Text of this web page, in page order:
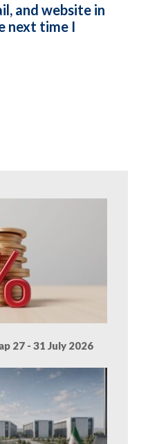
and website in
next time I
27 - 31 July 2026